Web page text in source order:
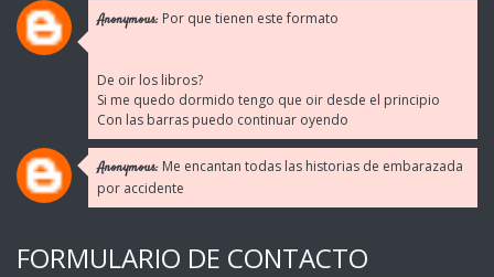
Anonymous: Por que tienen este formato
De oir los libros?
Si me quedo dormido tengo que oir desde el principio
Con las barras puedo continuar oyendo
Anonymous: Me encantan todas las historias de embarazada
por accidente
FORMULARIO DE CONTACTO